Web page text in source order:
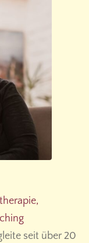
seit über 20